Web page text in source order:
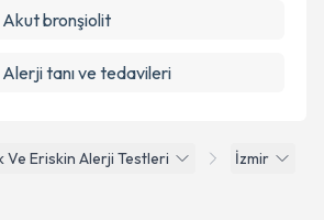
Ve Eriskin Alerji Testleri
İzmir
Akut bronşiolit
tanı ve tedavileri